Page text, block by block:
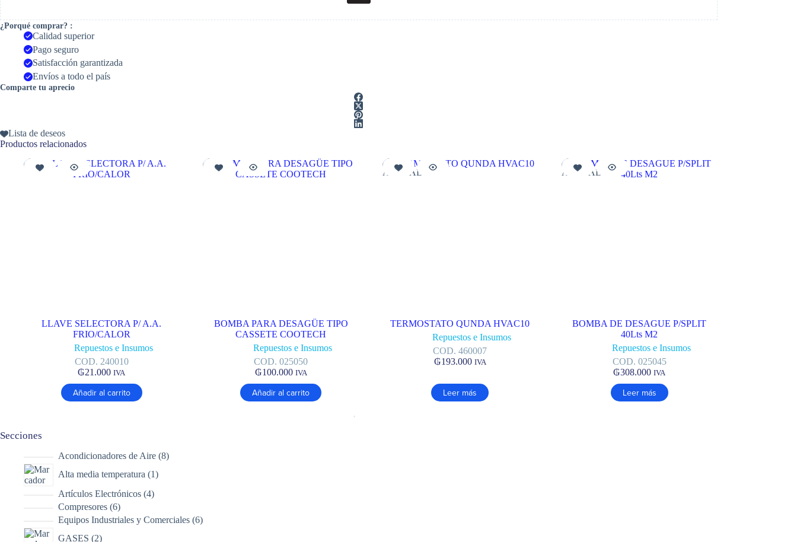
¿Porqué comprar? :
Calidad superior
Pago seguro
Satisfacción garantizada
Envíos a todo el país
Comparte tu aprecio
Lista de deseos
Productos relacionados
LLAVE SELECTORA P/ A.A.
FRIO/CALOR
Repuestos e Insumos
COD. 240010
₲21.000 IVA
Añadir al carrito
BOMBA PARA DESAGÜE TIPO
CASSETE COOTECH
Repuestos e Insumos
COD. 025050
₲100.000 IVA
Añadir al carrito
AGOTADO
TERMOSTATO QUNDA HVAC10
Repuestos e Insumos
COD. 460007
₲193.000 IVA
Leer más
AGOTADO
BOMBA DE DESAGUE P/SPLIT
40Lts M2
Repuestos e Insumos
COD. 025045
₲308.000 IVA
Leer más
Secciones
Acondicionadores de Aire 88
Alta media temperatura
1
1
producto
Artículos Electrónicos 44
Compresores 66
productos
Equipos Industriales y Comerciales 66
GASES
2
2